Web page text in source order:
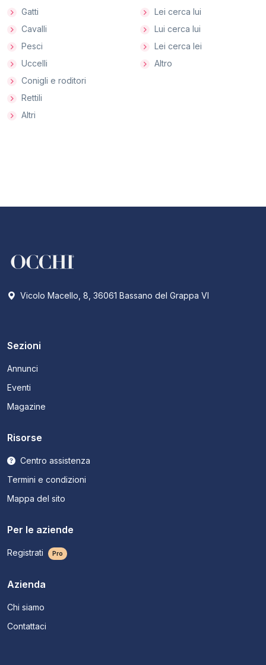
Gatti
Cavalli
Pesci
Uccelli
Conigli e roditori
Rettili
Altri
Lei cerca lui
Lui cerca lui
Lei cerca lei
Altro
Vicolo Macello, 8, 36061 Bassano del Grappa VI
Sezioni
Annunci
Eventi
Magazine
Risorse
Centro assistenza
Termini e condizioni
Mappa del sito
Per le aziende
Registrati Pro
Azienda
Chi siamo
Contattaci